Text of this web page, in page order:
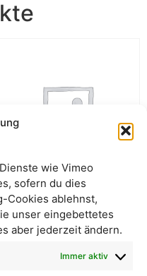
wie Vimeo
sofern du dies
Cookies ablehnst,
unser eingebettetes
aber jederzeit ändern.
Immer aktiv
Chili & Paprika –